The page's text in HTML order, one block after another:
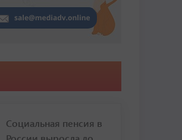
Социальная пенсия в